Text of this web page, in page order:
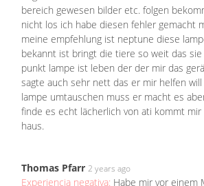
bereich gewesen bilder etc. folgen
nicht los ich habe diesen fehler gemacht
meine empfehlung ist neptune diese
bekannt ist bringt die tiere so weit das
punkt lampe ist leben der der mir das
sagte auch sehr nett das er mir helfen
lampe umtauschen muss er macht es
finde es echt lächerlich von ati kommt
haus.
Thomas Pfarr 2 years ago
Experiencia negativa: Habe mir vor einem